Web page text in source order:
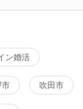
ン婚活
市 吹田市